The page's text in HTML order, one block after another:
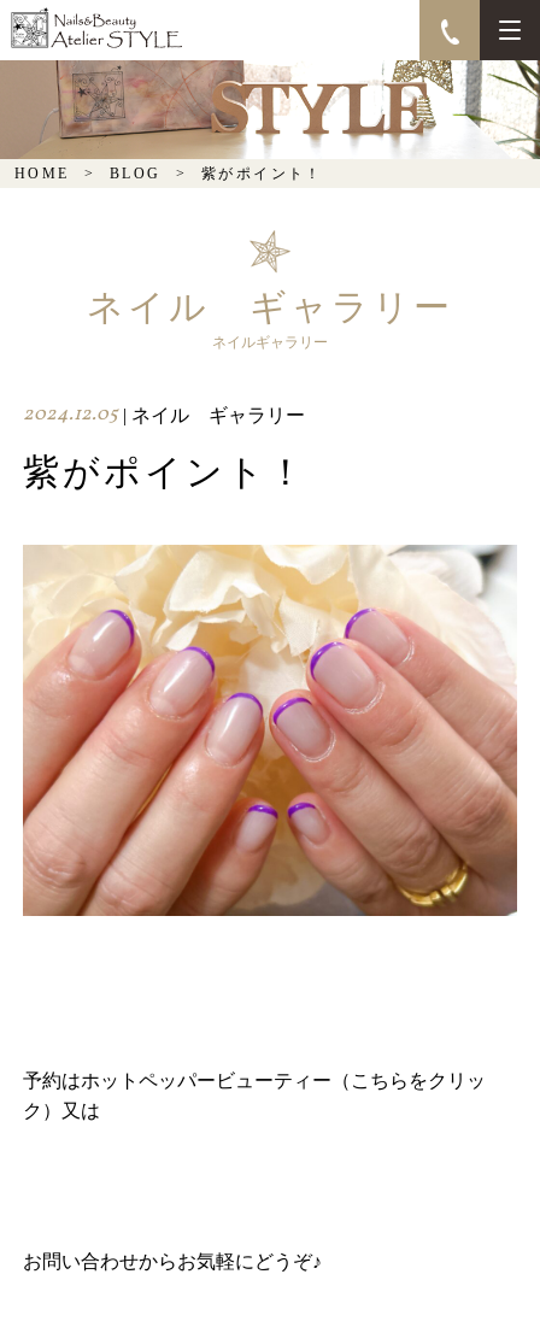
紫がポイント！
HOME BLOG 紫がポイント！
ネイル ギャラリー
ネイルギャラリー
2024.12.05| ネイル ギャラリー
紫がポイント！
予約はホットペッパービューティー（こちらをクリッ
ク）
又は
お問い合わせからお気軽にどうぞ♪